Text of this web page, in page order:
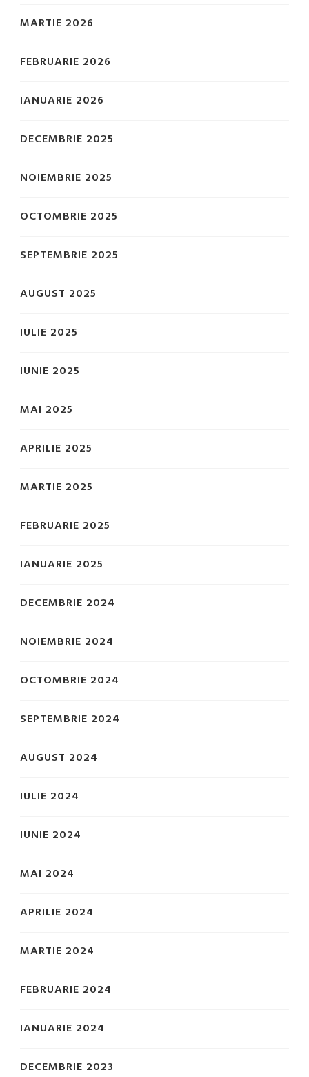
MARTIE 2026
FEBRUARIE 2026
IANUARIE 2026
DECEMBRIE 2025
NOIEMBRIE 2025
OCTOMBRIE 2025
SEPTEMBRIE 2025
AUGUST 2025
IULIE 2025
IUNIE 2025
MAI 2025
APRILIE 2025
MARTIE 2025
FEBRUARIE 2025
IANUARIE 2025
DECEMBRIE 2024
NOIEMBRIE 2024
OCTOMBRIE 2024
SEPTEMBRIE 2024
AUGUST 2024
IULIE 2024
IUNIE 2024
MAI 2024
APRILIE 2024
MARTIE 2024
FEBRUARIE 2024
IANUARIE 2024
DECEMBRIE 2023